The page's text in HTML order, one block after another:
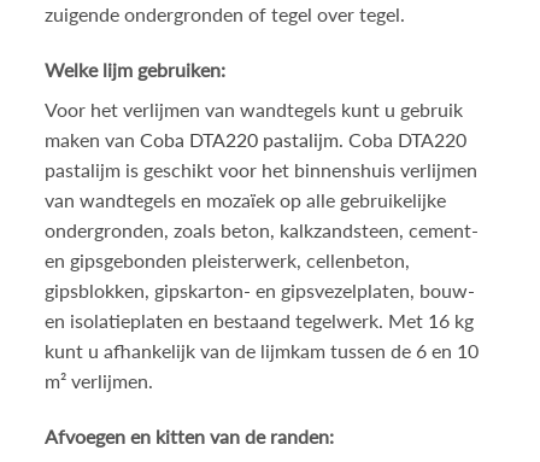
zuigende ondergronden of tegel over tegel.
Welke lijm gebruiken:
Voor het verlijmen van wandtegels kunt u gebruik
maken van Coba DTA220 pastalijm. Coba DTA220
pastalijm is geschikt voor het binnenshuis verlijmen
van wandtegels en mozaïek op alle gebruikelijke
ondergronden, zoals beton, kalkzandsteen, cement-
en gipsgebonden pleisterwerk, cellenbeton,
gipsblokken, gipskarton- en gipsvezelplaten, bouw-
en isolatieplaten en bestaand tegelwerk. Met 16 kg
kunt u afhankelijk van de lijmkam tussen de 6 en 10
m² verlijmen.
Afvoegen en kitten van de randen: